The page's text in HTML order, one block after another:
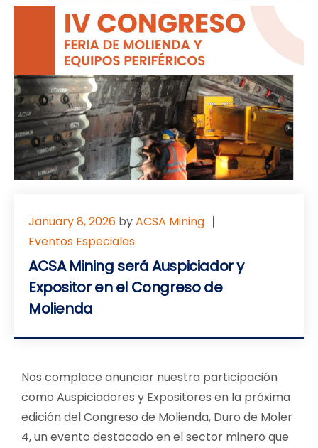
January 8, 2026 byACSA Mining
Eventos Especiales
ACSA Mining será Auspiciador y
Expositor en el Congreso de
Molienda
Nos complace anunciar nuestra participación
como Auspiciadores y Expositores en la próxima
edición del Congreso de Molienda, Duro de Moler
4, un evento destacado en el sector minero que